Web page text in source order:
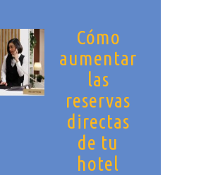
Cómo
aumentar
las
reservas
directas
de tu
hotel